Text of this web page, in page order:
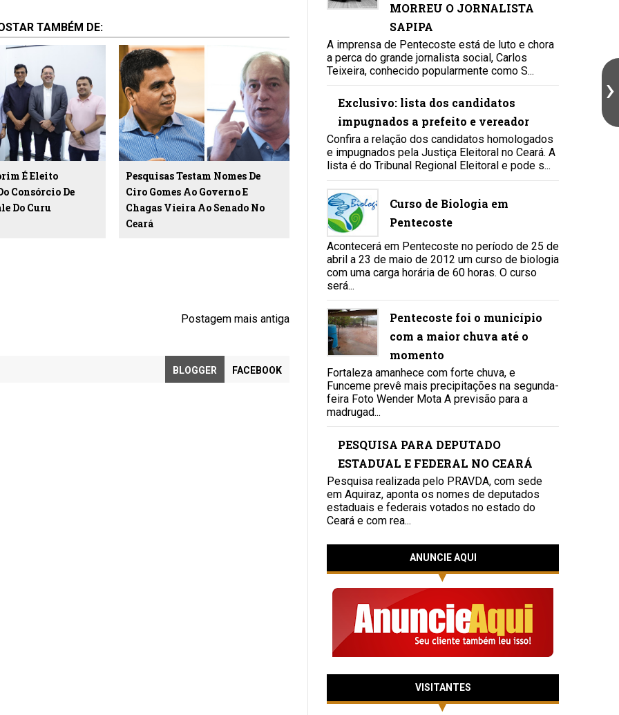
TAMBÉM DE:
É Eleito
Consórcio De
Do Curu
Pesquisas Testam Nomes De
Ciro Gomes Ao Governo E
Chagas Vieira Ao Senado No
Ceará
Postagem mais antiga
BLOGGER FACEBOOK
MORREU O JORNALISTA
SAPIPA
A imprensa de Pentecoste está de luto e chora
a perca do grande jornalista social, Carlos
Teixeira, conhecido popularmente como S...
Exclusivo: lista dos candidatos
impugnados a prefeito e vereador
Confira a relação dos candidatos homologados
e impugnados pela Justiça Eleitoral no Ceará. A
lista é do Tribunal Regional Eleitoral e pode s...
Curso de Biologia em
Pentecoste
Acontecerá em Pentecoste no período de 25 de
abril a 23 de maio de 2012 um curso de biologia
com uma carga horária de 60 horas. O curso
será...
Pentecoste foi o município
com a maior chuva até o
momento
Fortaleza amanhece com forte chuva, e
Funceme prevê mais precipitações na segunda-
feira Foto Wender Mota A previsão para a
madrugad...
PESQUISA PARA DEPUTADO
ESTADUAL E FEDERAL NO CEARÁ
Pesquisa realizada pelo PRAVDA, com sede
em Aquiraz, aponta os nomes de deputados
estaduais e federais votados no estado do
Ceará e com rea...
ANUNCIE AQUI
VISITANTES